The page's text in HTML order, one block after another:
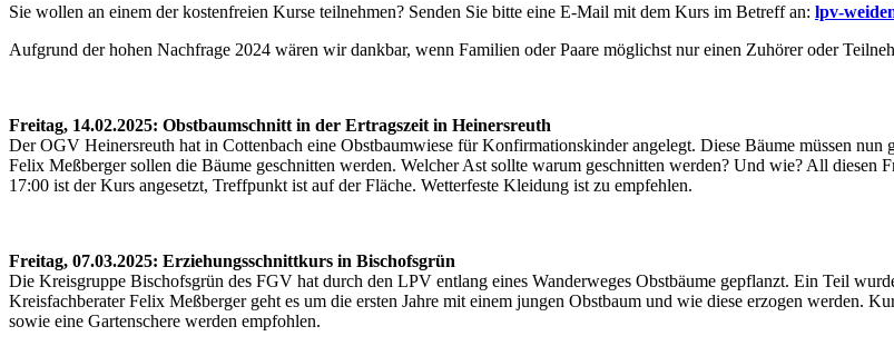
Sie wollen an einem der kostenfreien Kurse teilnehmen? Senden Sie bitte eine E-Mail mit dem Kurs im Betreff an: lpv-
Aufgrund der hohen Nachfrage 2024 wären wir dankbar, wenn Familien oder Paare möglichst nur einen Zuhörer oder
Freitag, 14.02.2025: Obstbaumschnitt in der Ertragszeit in Heinersreuth
Der OGV Heinersreuth hat in Cottenbach eine Obstbaumwiese für Konfirmationskinder angelegt. Diese Bäume müssen
Felix Meßberger sollen die Bäume geschnitten werden. Welcher Ast sollte warum geschnitten werden? Und wie? All
17:00 ist der Kurs angesetzt, Treffpunkt ist auf der Fläche. Wetterfeste Kleidung ist zu empfehlen.
Freitag, 07.03.2025: Erziehungsschnittkurs in Bischofsgrün
Die Kreisgruppe Bischofsgrün des FGV hat durch den LPV entlang eines Wanderweges Obstbäume gepflanzt. Ein Teil
Kreisfachberater Felix Meßberger geht es um die ersten Jahre mit einem jungen Obstbaum und wie diese erzogen werden.
sowie eine Gartenschere werden empfohlen.